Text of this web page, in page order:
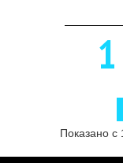
Показано с